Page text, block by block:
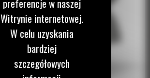
Witrynie internetowej.
W celu uzyskania
bardziej
szczegółowych